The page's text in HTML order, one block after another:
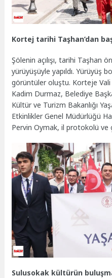
Kortej tarihi Taşhan’dan
Şölenin açılışı, tarihi Taşhan
yürüyüşüyle yapıldı. Yürüyüş
görüntüler oluştu. Korteje
Kadim Durmaz, Belediye
Kültür ve Turizm Bakanlığı
Etkinlikler Genel Müdürlüğü
Pervin Oymak, il protokolü ve
Sulusokak kültürün